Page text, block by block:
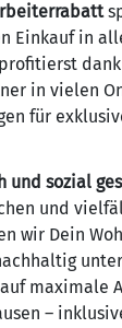
Einkauf in
in vielen
für
und sozial
und
wir Dein
maximale
–